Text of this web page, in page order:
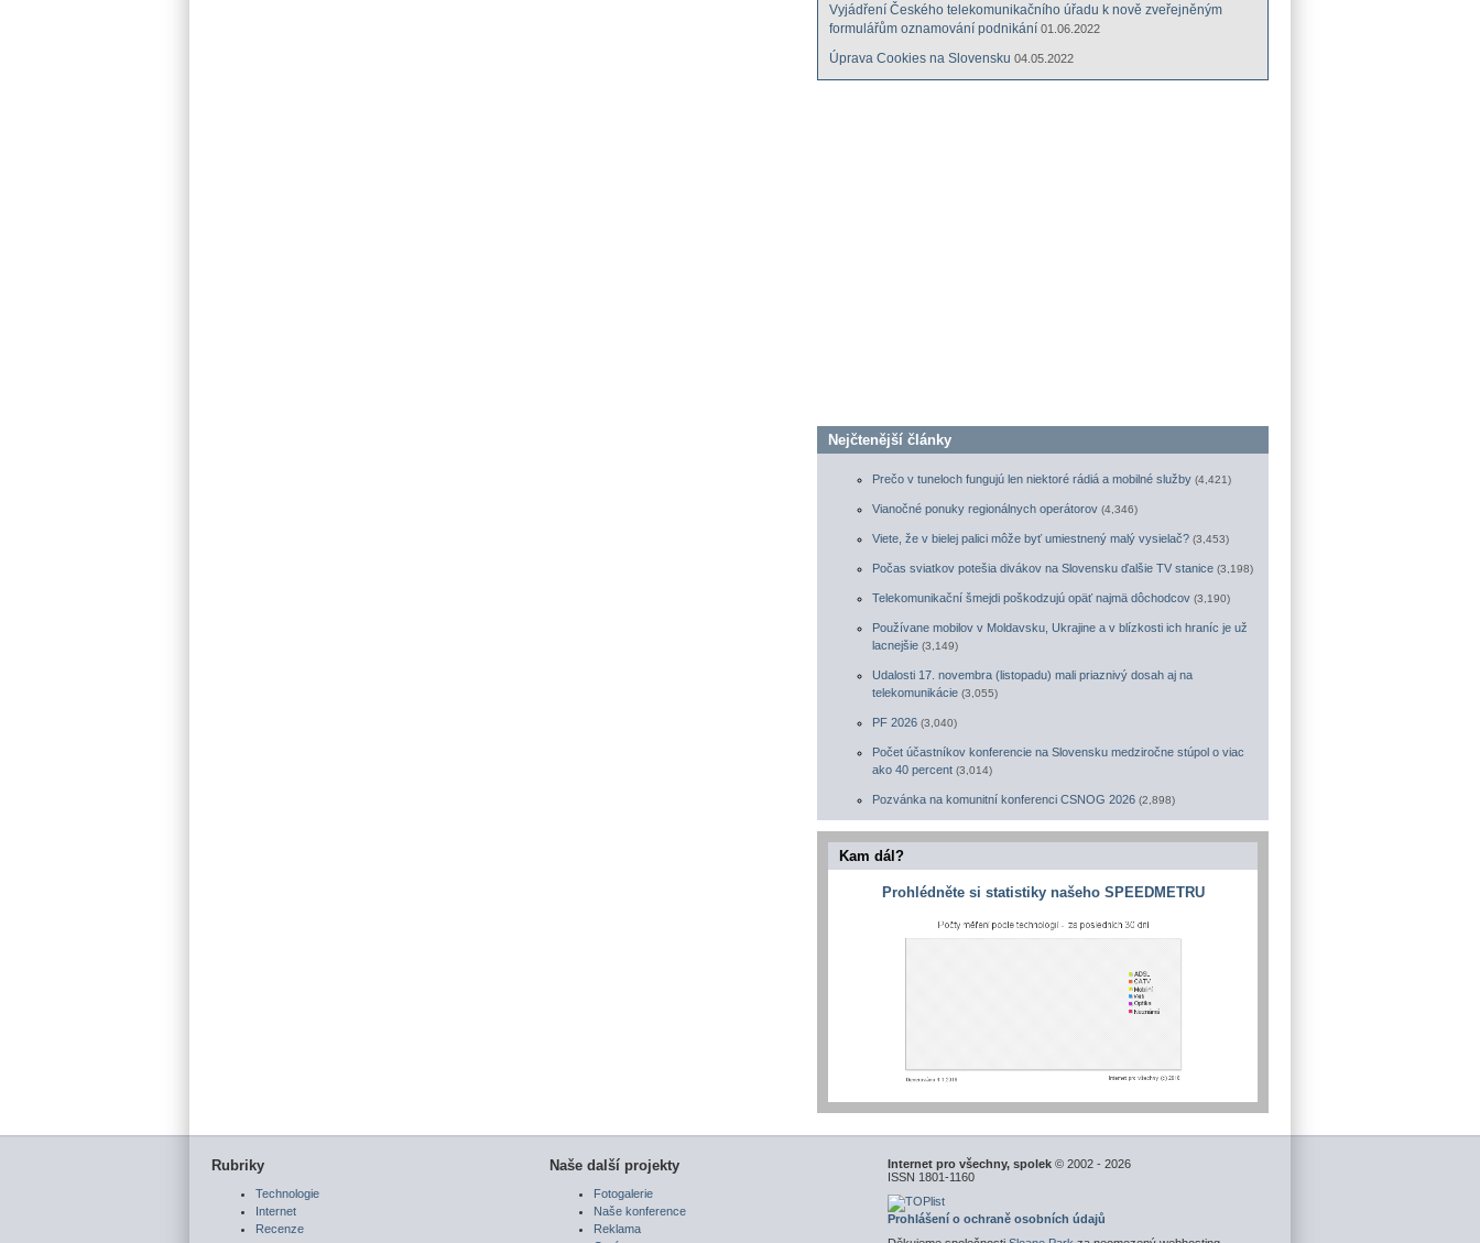
Vyjádření Českého telekomunikačního úřadu k nově zveřejněným
formulářům oznamování podnikání 01.06.2022
Úprava Cookies na Slovensku 04.05.2022
Nejčtenější články
Prečo v tuneloch fungujú len niektoré rádiá a mobilné služby (4,421)
Vianočné ponuky regionálnych operátorov (4,346)
Viete, že v bielej palici môže byť umiestnený malý vysielač? (3,453)
Počas sviatkov potešia divákov na Slovensku ďalšie TV stanice (3,198)
Telekomunikační šmejdi poškodzujú opäť najmä dôchodcov (3,190)
Používane mobilov v Moldavsku, Ukrajine a v blízkosti ich hraníc je už
lacnejšie (3,149)
Udalosti 17. novembra (listopadu) mali priaznivý dosah aj na
telekomunikácie (3,055)
PF 2026 (3,040)
Počet účastníkov konferencie na Slovensku medziročne stúpol o viac
ako 40 percent (3,014)
Pozvánka na komunitní konferenci CSNOG 2026 (2,898)
Kam dál?
Prohlédněte si statistiky našeho SPEEDMETRU
Rubriky
Technologie
Internet
Recenze
Naše další projekty
Fotogalerie
Naše konference
Reklama
Internet pro všechny, spolek © 2002 - 2026
ISSN 1801-1160
Prohlášení o ochraně osobních údajů